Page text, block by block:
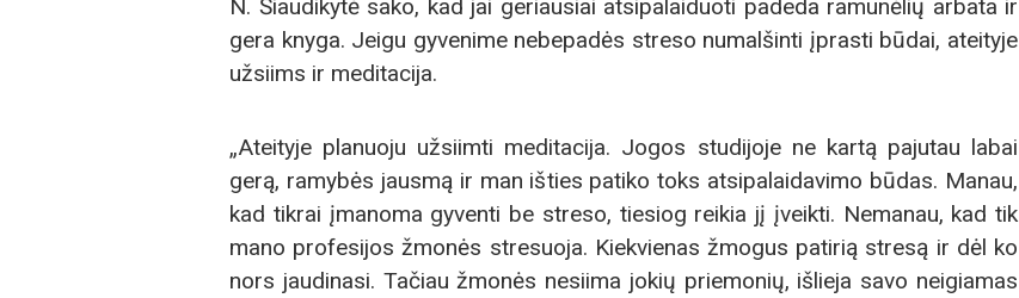
N. Šiaudikytė sako, kad jai geriausiai atsipalaiduoti padeda ramunėlių arbata ir
gera knyga. Jeigu gyvenime nebepadės streso numalšinti įprasti būdai, ateityje
užsiims ir meditacija.
„Ateityje planuoju užsiimti meditacija. Jogos studijoje ne kartą pajutau labai
gerą, ramybės jausmą ir man išties patiko toks atsipalaidavimo būdas. Manau,
kad tikrai įmanoma gyventi be streso, tiesiog reikia jį įveikti. Nemanau, kad tik
mano profesijos žmonės stresuoja. Kiekvienas žmogus patirią stresą ir dėl ko
nors jaudinasi. Tačiau žmonės nesiima jokių priemonių, išlieja savo neigiamas